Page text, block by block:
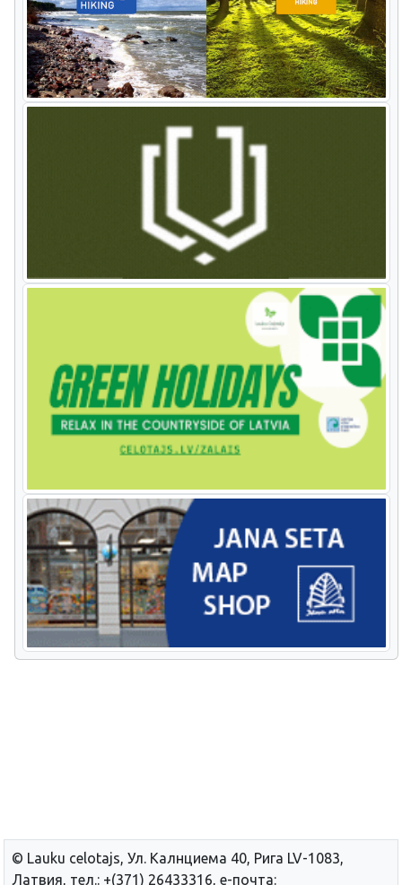
© Lauku сelotajs, Ул. Калнциема 40, Рига LV-1083,
Латвия, тел.: +(371) 26433316, е-почта: